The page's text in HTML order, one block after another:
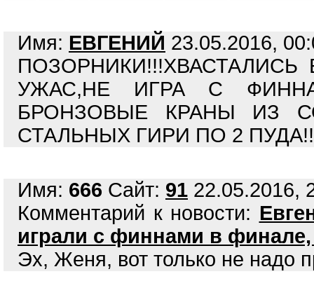
Имя: ЕВГЕНИЙ 23.05.2016,
УЖАС,НЕ ИГРА С
БРОНЗОВЫЕ КРАНЫ ИЗ
СТАЛЬНЫХ ГИРИ ПО 2
Имя: 666 Сайт: 91 22.05.2016,
Комментарий к новости:
играли с финнами в
Эх, Женя, вот только не надо